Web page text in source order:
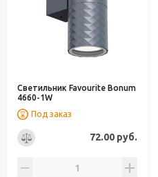
Светильник Favourite Bonum
4660-1W
Под заказ
72.00 руб.